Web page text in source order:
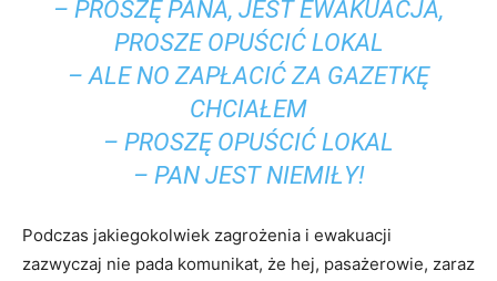
– PROSZĘ PANA, JEST EWAKUACJA,
PROSZE OPUŚCIĆ LOKAL
– ALE NO ZAPŁACIĆ ZA GAZETKĘ
CHCIAŁEM
– PROSZĘ OPUŚCIĆ LOKAL
– PAN JEST NIEMIŁY!
Podczas jakiegokolwiek zagrożenia i ewakuacji
zazwyczaj nie pada komunikat, że hej, pasażerowie, zaraz